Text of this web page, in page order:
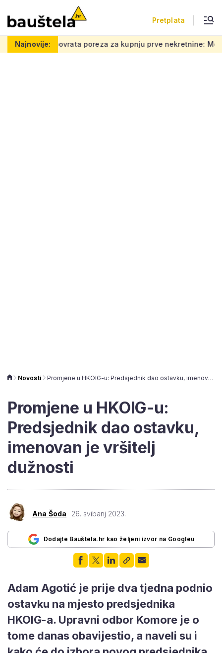
Pretplata
Najnovije:
poreza za kupnju prve nekretnine: Morate znati ovih 5
Novosti Promjene u HKOIG-u: Predsjednik dao ostavku, imenovan je vršitelj dužnosti
Promjene u HKOIG-u:
Predsjednik dao ostavku,
imenovan je vršitelj
dužnosti
Ana Šoda 26. svibanj 2023.
Dodajte Bauštela.hr kao željeni izvor na Googleu
Adam Agotić je prije dva tjedna podnio
ostavku na mjesto predsjednika
HKOIG-a. Upravni odbor Komore je o
tome danas obavijestio, a naveli su i